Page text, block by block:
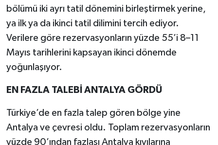
bölümü iki ayrı tatil dönemini birleştirmek yerine,
ya ilk ya da ikinci tatil dilimini tercih ediyor.
Verilere göre rezervasyonların yüzde 55’i 8–11
Mayıs tarihlerini kapsayan ikinci dönemde
yoğunlaşıyor.
EN FAZLA TALEBİ ANTALYA GÖRDÜ
Türkiye’de en fazla talep gören bölge yine
Antalya ve çevresi oldu. Toplam rezervasyonların
yüzde 90’ından fazlası Antalya kıyılarına